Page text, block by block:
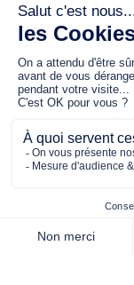
Le fonds de
jouer un rôle dans
pour tous.
2/4 place de l’Abbé
75637 PARIS
01 40 78 06 56
Nous contacter
Qui sommes-nous